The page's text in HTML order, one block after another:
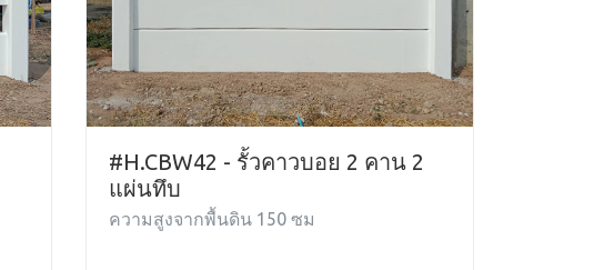
#H.CBW42 - รั้วคาวบอย 2 คาน 2
แผ่นทึบ
ความสูงจากพื้นดิน 150 ซม